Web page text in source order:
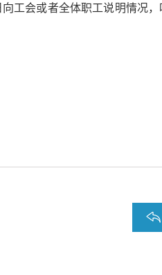
工会或者全体职工说明情况，